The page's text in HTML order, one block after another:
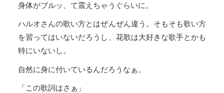
身体がブルッ、て震えちゃうぐらいに。
ハルオさんの歌い方とはぜんぜん違う。そもそも歌い方
を習ってはいないだろうし、花歌は大好きな歌手とかも
特にいないし。
自然に身に付いているんだろうなぁ。
「この歌詞はさぁ」